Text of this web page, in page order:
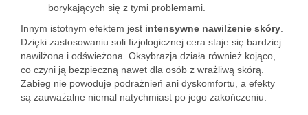
borykających się z tymi problemami.
Innym istotnym efektem jest intensywne nawilżenie skóry
Dzięki zastosowaniu soli fizjologicznej cera staje się bardziej
nawilżona i odświeżona. Oksybrazja działa również kojąco,
co czyni ją bezpieczną nawet dla osób z wrażliwą skórą.
Zabieg nie powoduje podrażnień ani dyskomfortu, a efekty
są zauważalne niemal natychmiast po jego zakończeniu.